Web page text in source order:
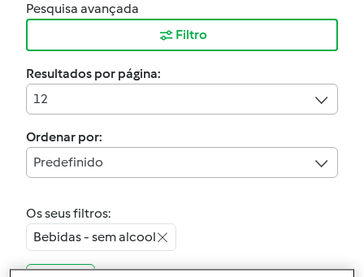
Pesquisa avançada
Filtro
Resultados por página:
12
Ordenar por:
Predefinido
Os seus filtros:
Bebidas - sem alcool